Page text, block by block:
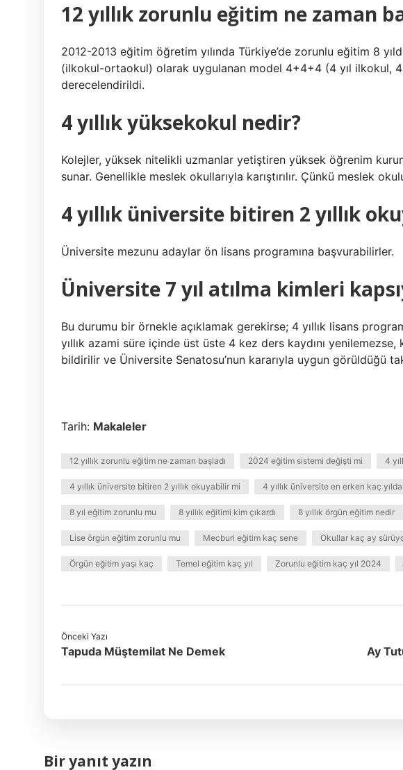
12 yıllık zorunlu eğitim ne zaman
2012-2013 eğitim öğretim yılında Türkiye’de zorunlu eğitim 8
(ilkokul-ortaokul) olarak uygulanan model 4+4+4 (4 yıl ilkokul,
derecelendirildi.
4 yıllık yüksekokul nedir?
Kolejler, yüksek nitelikli uzmanlar yetiştiren yüksek öğrenim
sunar. Genellikle meslek okullarıyla karıştırılır. Çünkü meslek
4 yıllık üniversite bitiren 2 yıllık
Üniversite mezunu adaylar ön lisans programına başvurabilirler.
Üniversite 7 yıl atılma kimleri
Bu durumu bir örnekle açıklamak gerekirse; 4 yıllık lisans
yıllık azami süre içinde üst üste 4 kez ders kaydını
bildirilir ve Üniversite Senatosu’nun kararıyla uygun görüldüğü
Tarih: Makaleler
12 yıllık zorunlu eğitim ne zaman başladı 2024 eğitim sistemi değişti mi 4
4 yıllık üniversite bitiren 2 yıllık okuyabilir mi 4 yıllık üniversite en erken kaç
8 yıl eğitim zorunlu mu 8 yıllık eğitimi kim çıkardı 8 yıllık örgün eğitim nedir
Lise örgün eğitim zorunlu mu Mecburi eğitim kaç sene Okullar kaç ay
Örgün eğitim yaşı kaç Temel eğitim kaç yıl Zorunlu eğitim kaç yıl 2024
Önceki Yazı
Tapuda Müştemilat Ne Demek Ay
Bir yanıt yazın